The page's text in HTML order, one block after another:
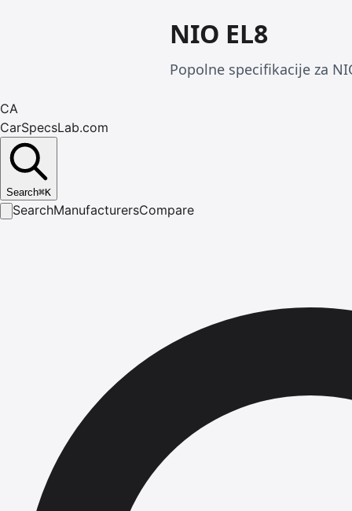
NIO EL8
Popolne specifikacije za
CA
CarSpecsLab.com
Search⌘K
SearchManufacturersCompare